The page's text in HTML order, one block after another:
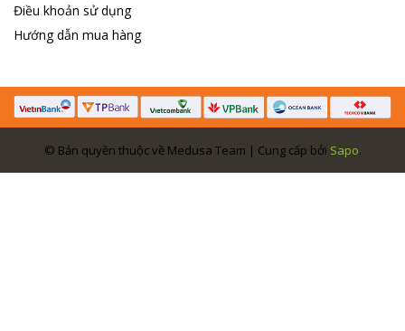
Điều khoản sử dụng
Hướng dẫn mua hàng
© Bản quyền thuộc về Medusa Team | Cung cấp bởi Sapo.